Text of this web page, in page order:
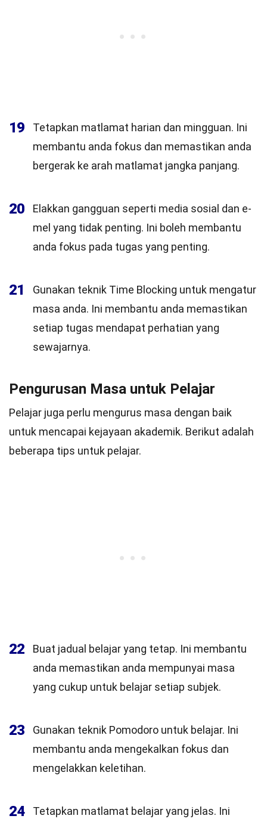
19
Tetapkan matlamat harian dan mingguan. Ini
membantu anda fokus dan memastikan anda
bergerak ke arah matlamat jangka panjang.
20
Elakkan gangguan seperti media sosial dan e-
mel yang tidak penting. Ini boleh membantu
anda fokus pada tugas yang penting.
21
Gunakan teknik Time Blocking untuk mengatur
masa anda. Ini membantu anda memastikan
setiap tugas mendapat perhatian yang
sewajarnya.
Pengurusan Masa untuk Pelajar
Pelajar juga perlu mengurus masa dengan baik
untuk mencapai kejayaan akademik. Berikut adalah
beberapa tips untuk pelajar.
22
Buat jadual belajar yang tetap. Ini membantu
anda memastikan anda mempunyai masa
yang cukup untuk belajar setiap subjek.
23
Gunakan teknik Pomodoro untuk belajar. Ini
membantu anda mengekalkan fokus dan
mengelakkan keletihan.
24
Tetapkan matlamat belajar yang jelas. Ini